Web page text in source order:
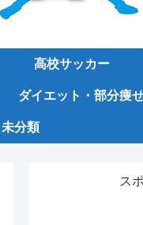
高校サッカー
ダイエット・部分痩
未分類
ス